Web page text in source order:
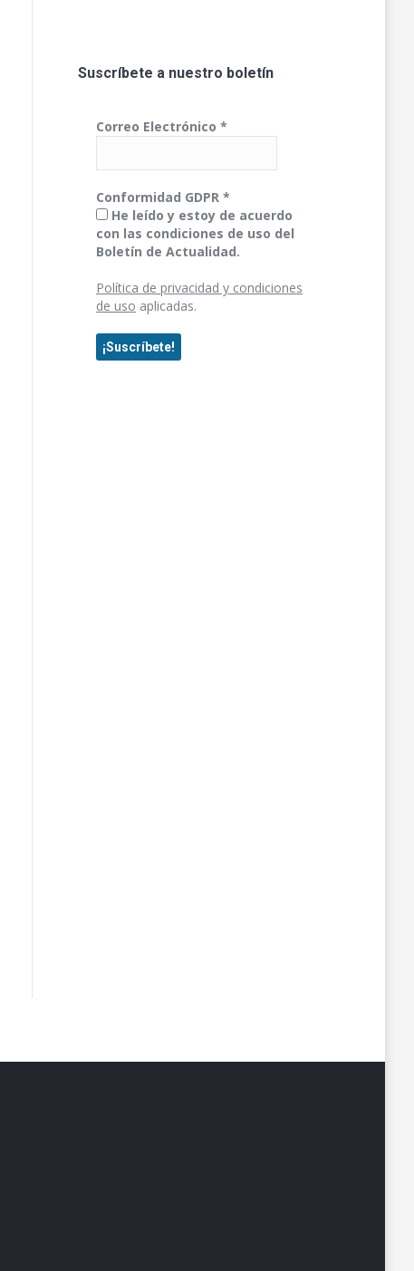
Suscríbete a nuestro boletín
Correo Electrónico *
Conformidad GDPR *
He leído y estoy de acuerdo
con las condiciones de uso del
Boletín de Actualidad.
Política de privacidad y condiciones
de uso aplicadas.